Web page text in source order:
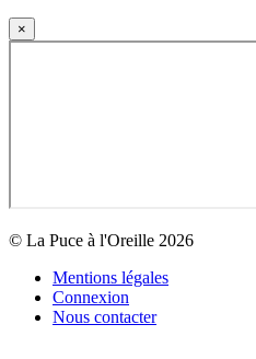
×
© La Puce à l'Oreille 2026
Mentions légales
Connexion
Nous contacter